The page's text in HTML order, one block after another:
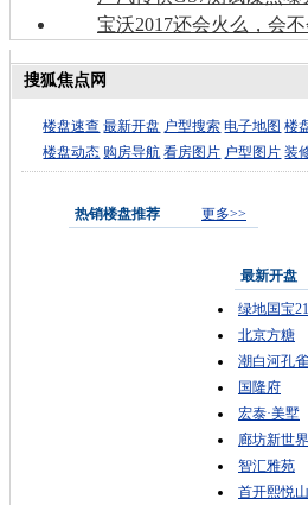
宝沃2017还会火么，会
搜狐焦点网
楼盘速查 最新开盘 户型搜索 电子地图 楼
楼盘动态 购房导航 看房图片 户型图片 装
热销楼盘推荐 更多>>
最新开盘
绿地国宝21
北京方糖
潮白河孔雀
国隆府
宏泰·美墅
廊坊新世界
智汇雅苑
首开熙悦山